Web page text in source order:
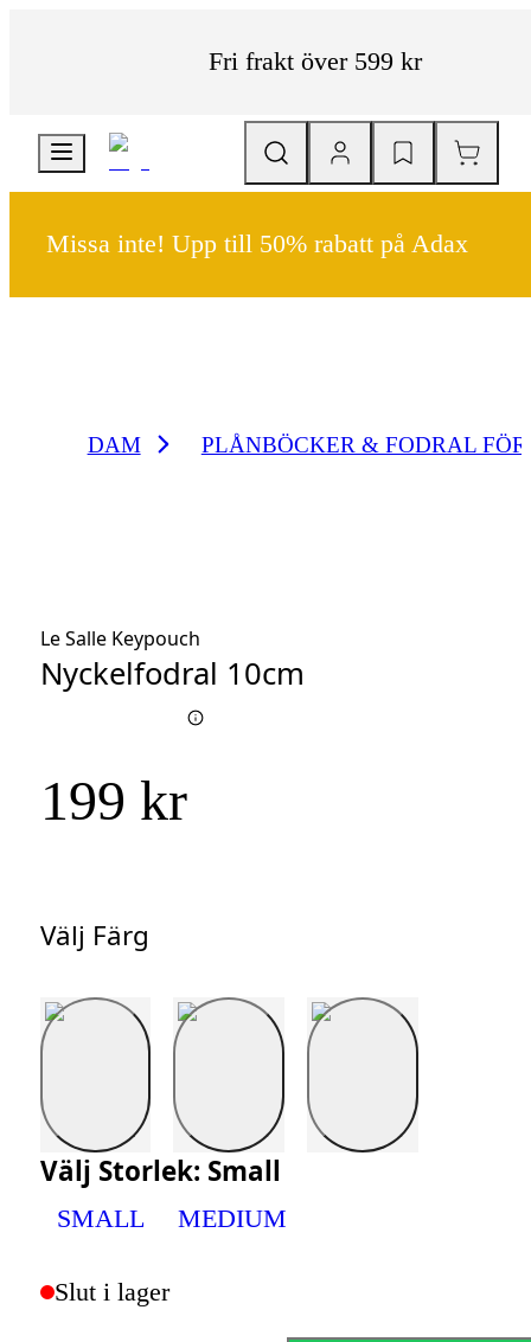
Fri frakt över 599 kr
Missa inte! Upp till 50% rabatt på Adax
DAM PLÅNBÖCKER & FODRAL
Le Salle Keypouch
Nyckelfodral 10cm
199 kr
Välj Färg
Välj Färg
Välj Storlek: Small
SMALL MEDIUM
Slut i lager